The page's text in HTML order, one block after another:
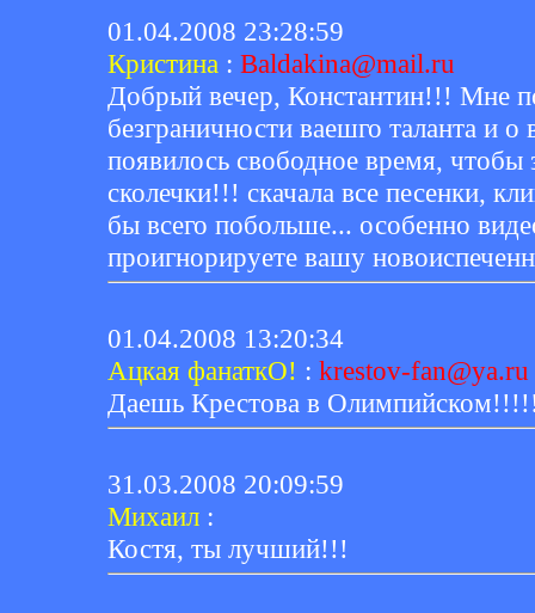
01.04.2008 23:28:59
Кристина : Baldakina@mail.ru
Добрый вечер, Константин!!! Мне
безграничности ваешго таланта и
появилось свободное время, чтобы
сколечки!!! скачала все песенки,
бы всего побольше... особенно
проигнорируете вашу
01.04.2008 13:20:34
Ацкая фанаткО! : krestov-fan@ya.ru
Даешь Крестова в
31.03.2008 20:09:59
Михаил :
Костя, ты лучший!!!